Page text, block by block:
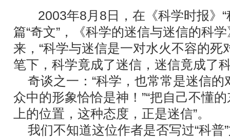
2003年8月8日，在《科学时报》“
篇“奇文”，《科学的迷信与迷信的科
来，“科学与迷信是一对水火不容的死
笔下，科学竟成了迷信，迷信竟成了
奇谈之一：“科学，也常常是迷信的
众中的形象恰恰是神！”“把自己不懂
上的位置，这种态度，正是迷信”。
我们不知道这位作者是否写过“科普